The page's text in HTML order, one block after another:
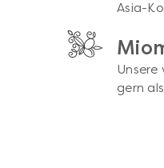
Asia-
Unsere
gern